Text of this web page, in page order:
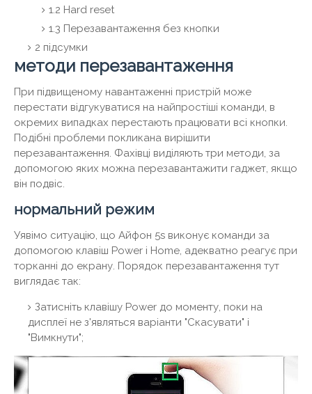
1.2 Hard reset
1.3 Перезавантаження без кнопки
2 підсумки
методи перезавантаження
При підвищеному навантаженні пристрій може
перестати відгукуватися на найпростіші команди, в
окремих випадках перестають працювати всі кнопки.
Подібні проблеми покликана вирішити
перезавантаження. Фахівці виділяють три методи, за
допомогою яких можна перезавантажити гаджет, якщо
він подвіс.
нормальний режим
Уявімо ситуацію, що Айфон 5s виконує команди за
допомогою клавіш Power і Home, адекватно реагує при
торканні до екрану. Порядок перезавантаження тут
виглядає так:
Затисніть клавішу Power до моменту, поки на
дисплеї не з'являться варіанти "Скасувати" і
"Вимкнути";